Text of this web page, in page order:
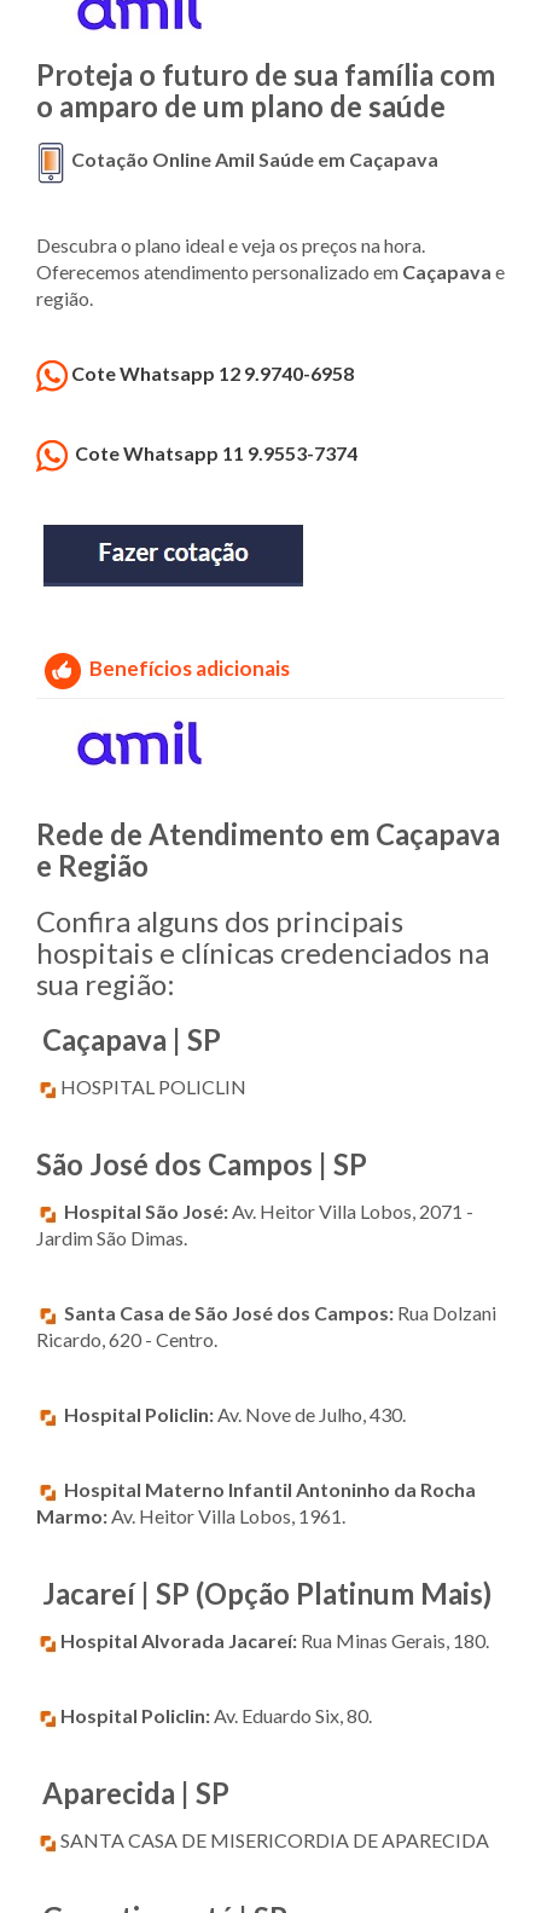
Proteja o futuro de sua família com
o amparo de um plano de saúde
Cotação Online Amil Saúde em Caçapava
Descubra o plano ideal e veja os preços na hora.
Oferecemos atendimento personalizado em Caçapava e
região.
Cote Whatsapp 12 9.9740-6958
Cote Whatsapp 11 9.9553-7374
Benefícios adicionais
Rede de Atendimento em Caçapava
e Região
Confira alguns dos principais
hospitais e clínicas credenciados na
sua região:
Caçapava | SP
HOSPITAL POLICLIN
São José dos Campos | SP
Hospital São José:Av. Heitor Villa Lobos, 2071 -
Jardim São Dimas.
Santa Casa de São José dos Campos: Rua Dolzani
Ricardo, 620 - Centro.
Hospital Policlin:Av. Nove de Julho, 430.
Hospital Materno Infantil Antoninho da Rocha
Marmo:Av. Heitor Villa Lobos, 1961.
Jacareí | SP (Opção Platinum Mais)
Hospital Alvorada Jacareí: Rua Minas Gerais, 180.
Hospital Policlin:Av. Eduardo Six, 80.
Aparecida | SP
SANTA CASA DE MISERICORDIA DE APARECIDA